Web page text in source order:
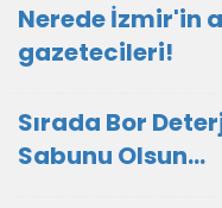
Nerede İzmir'in
gazetecileri!
Sırada Bor
Sabunu Olsun…